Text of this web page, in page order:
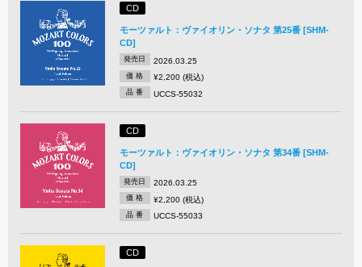
CD
モーツァルト：ヴァイオリン・ソナタ 第25番 [SHM-
CD]
発売日 2026.03.25
価 格 ¥2,200 (税込)
品 番 UCCS-55032
CD
モーツァルト：ヴァイオリン・ソナタ 第34番 [SHM-
CD]
発売日 2026.03.25
価 格 ¥2,200 (税込)
品 番 UCCS-55033
CD